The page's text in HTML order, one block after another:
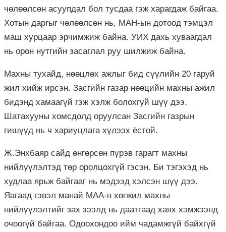
чөлөөлсөн асуупдал бол тусдаа гэж харагдаж байгаа.
Хотын даргыг чөлөөлсөн нь, МАН-ын дотоод тэмцэл
маш хурцаар эрчимжиж байна. УИХ дахь хуваагдал
нь орон нутгийн засаглал руу шилжиж байна.
Махны тухайд, нөөцлөх ажлыг бид сүүлийн 20 гаруй
жил хийж ирсэн. Засгийн газар нөөцийн махны ажил
бидэнд хамаагүй гэж хэлж болохгүй шүү дээ.
Шатахууны хомсдолд оруулсан Засгийн газрын
гишүүд нь ч хариуцлага хүлээх ёстой.
Ж.Энхбаяр сайд өнгөрсөн пүрэв гарагт махны
нийлүүлэлтэд төр оролцохгүй гэсэн. Би тэгэхэд нь
худлаа ярьж байгааг нь мэдээд хэлсэн шүү дээ.
Яагаад гэвэл манай МАА-н хөгжил махны
нийлүүлэлтийг зах зээлд нь даатгаад хаях хэмжээнд
очоогүй байгаа. Одоохондоо ийм чадамжгүй байхгүй